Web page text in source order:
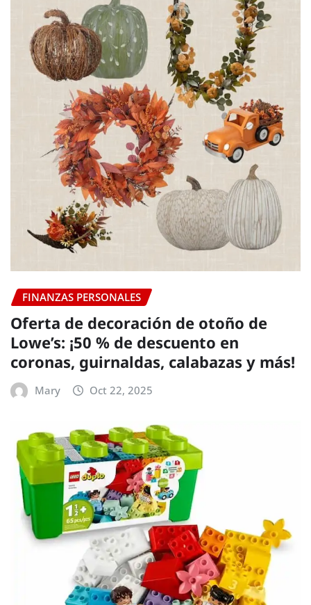
FINANZAS PERSONALES
Oferta de decoración de otoño de
Lowe’s: ¡50 % de descuento en
coronas, guirnaldas, calabazas y más!
Mary Oct 22, 2025